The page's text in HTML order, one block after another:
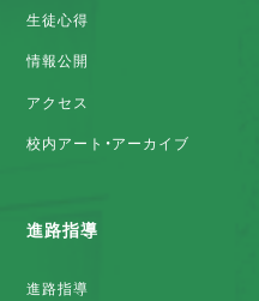
生徒心得
情報公開
アクセス
校内アート・アーカイブ
進路指導
進路指導